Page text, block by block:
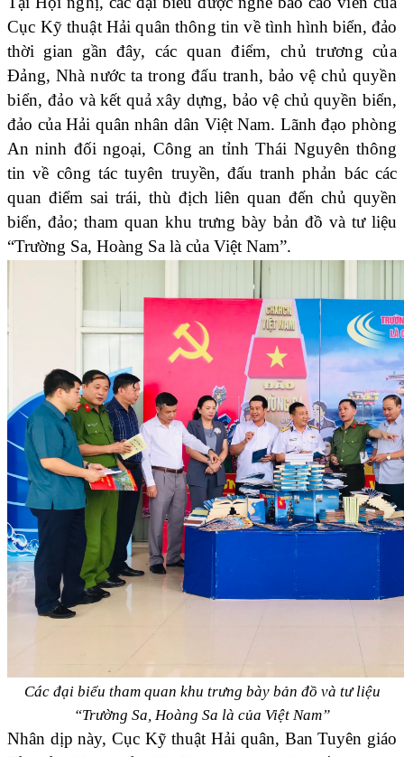
Cục Kỹ thuật Hải quân thông tin về tình hình biển, đảo
thời gian gần đây, các quan điểm, chủ trương của
Đảng, Nhà nước ta trong đấu tranh, bảo vệ chủ quyền
biển, đảo và kết quả xây dựng, bảo vệ chủ quyền biển,
đảo của Hải quân nhân dân Việt Nam. Lãnh đạo phòng
An ninh đối ngoại, Công an tỉnh Thái Nguyên thông
tin về công tác tuyên truyền, đấu tranh phản bác các
quan điểm sai trái, thù địch liên quan đến chủ quyền
biển, đảo; tham quan khu trưng bày bản đồ và tư liệu
“Trường Sa, Hoàng Sa là của Việt Nam”.
Các đại biểu tham quan khu trưng bày bản đồ và tư liệu
“Trường Sa, Hoàng Sa là của Việt Nam”
Nhân dịp này, Cục Kỹ thuật Hải quân, Ban Tuyên giáo